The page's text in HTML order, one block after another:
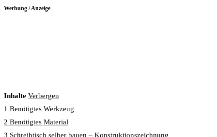
Werbung / Anzeige
Inhalte Verbergen
1 Benötigtes Werkzeug
2 Benötigtes Material
3 Schreibtisch selber bauen – Konstruktionszeichnung